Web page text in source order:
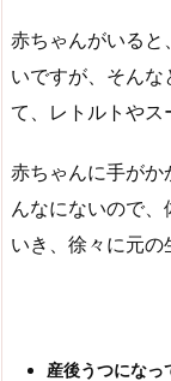
赤ちゃんがいると
いですが、そん
て、レトルトやス
赤ちゃんに手がか
んなにないので
いき、徐々に元の
産後うつになっ